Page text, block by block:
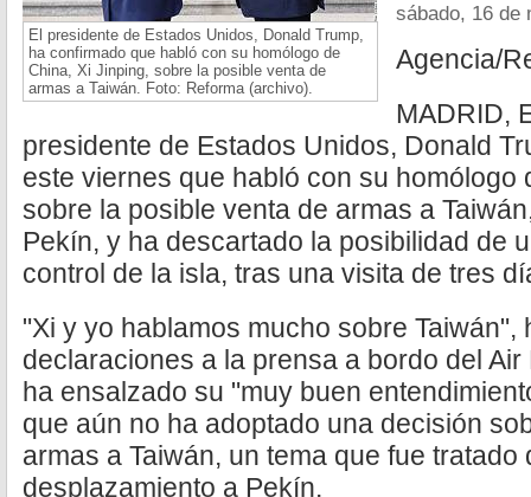
El presidente de Estados Unidos, Donald Trump,
ha confirmado que habló con su homólogo de
China, Xi Jinping, sobre la posible venta de
armas a Taiwán. Foto: Reforma (archivo).
sábado, 16 de
Agencia/
MADRID,
presidente de Estados Unidos, Donald
este viernes que habló con su homólogo
sobre la posible venta de armas a
Pekín, y ha descartado la posibilidad de
control de la isla, tras una visita de tres
"Xi y yo hablamos mucho sobre Taiwán",
declaraciones a la prensa a bordo del
ha ensalzado su "muy buen
que aún no ha adoptado una decisión
armas a Taiwán, un tema que fue tratado
desplazamiento a Pekín.